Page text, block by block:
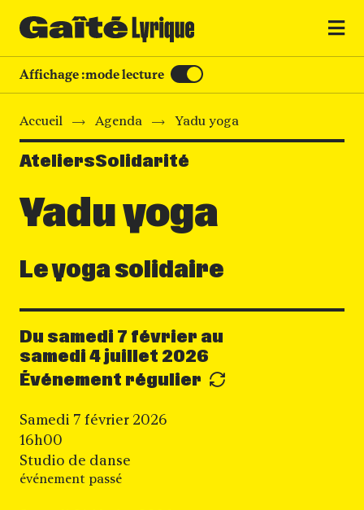
MENU
Affichage :mode lecture
Accueil Agenda Yadu yoga
Yadu yoga
Le yoga solidaire
AteliersSolidarité
Dates
Du samedi 7 février au
samedi 4 juillet 2026
Événement régulier
Samedi 7 février 2026
16h00
Studio de danse
événement passé